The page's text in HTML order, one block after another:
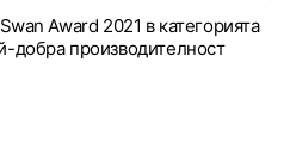
Award 2021 в категорията
добра производителност